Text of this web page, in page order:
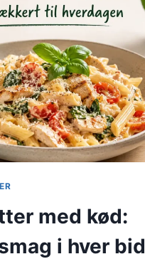
med kød:
i hver bid